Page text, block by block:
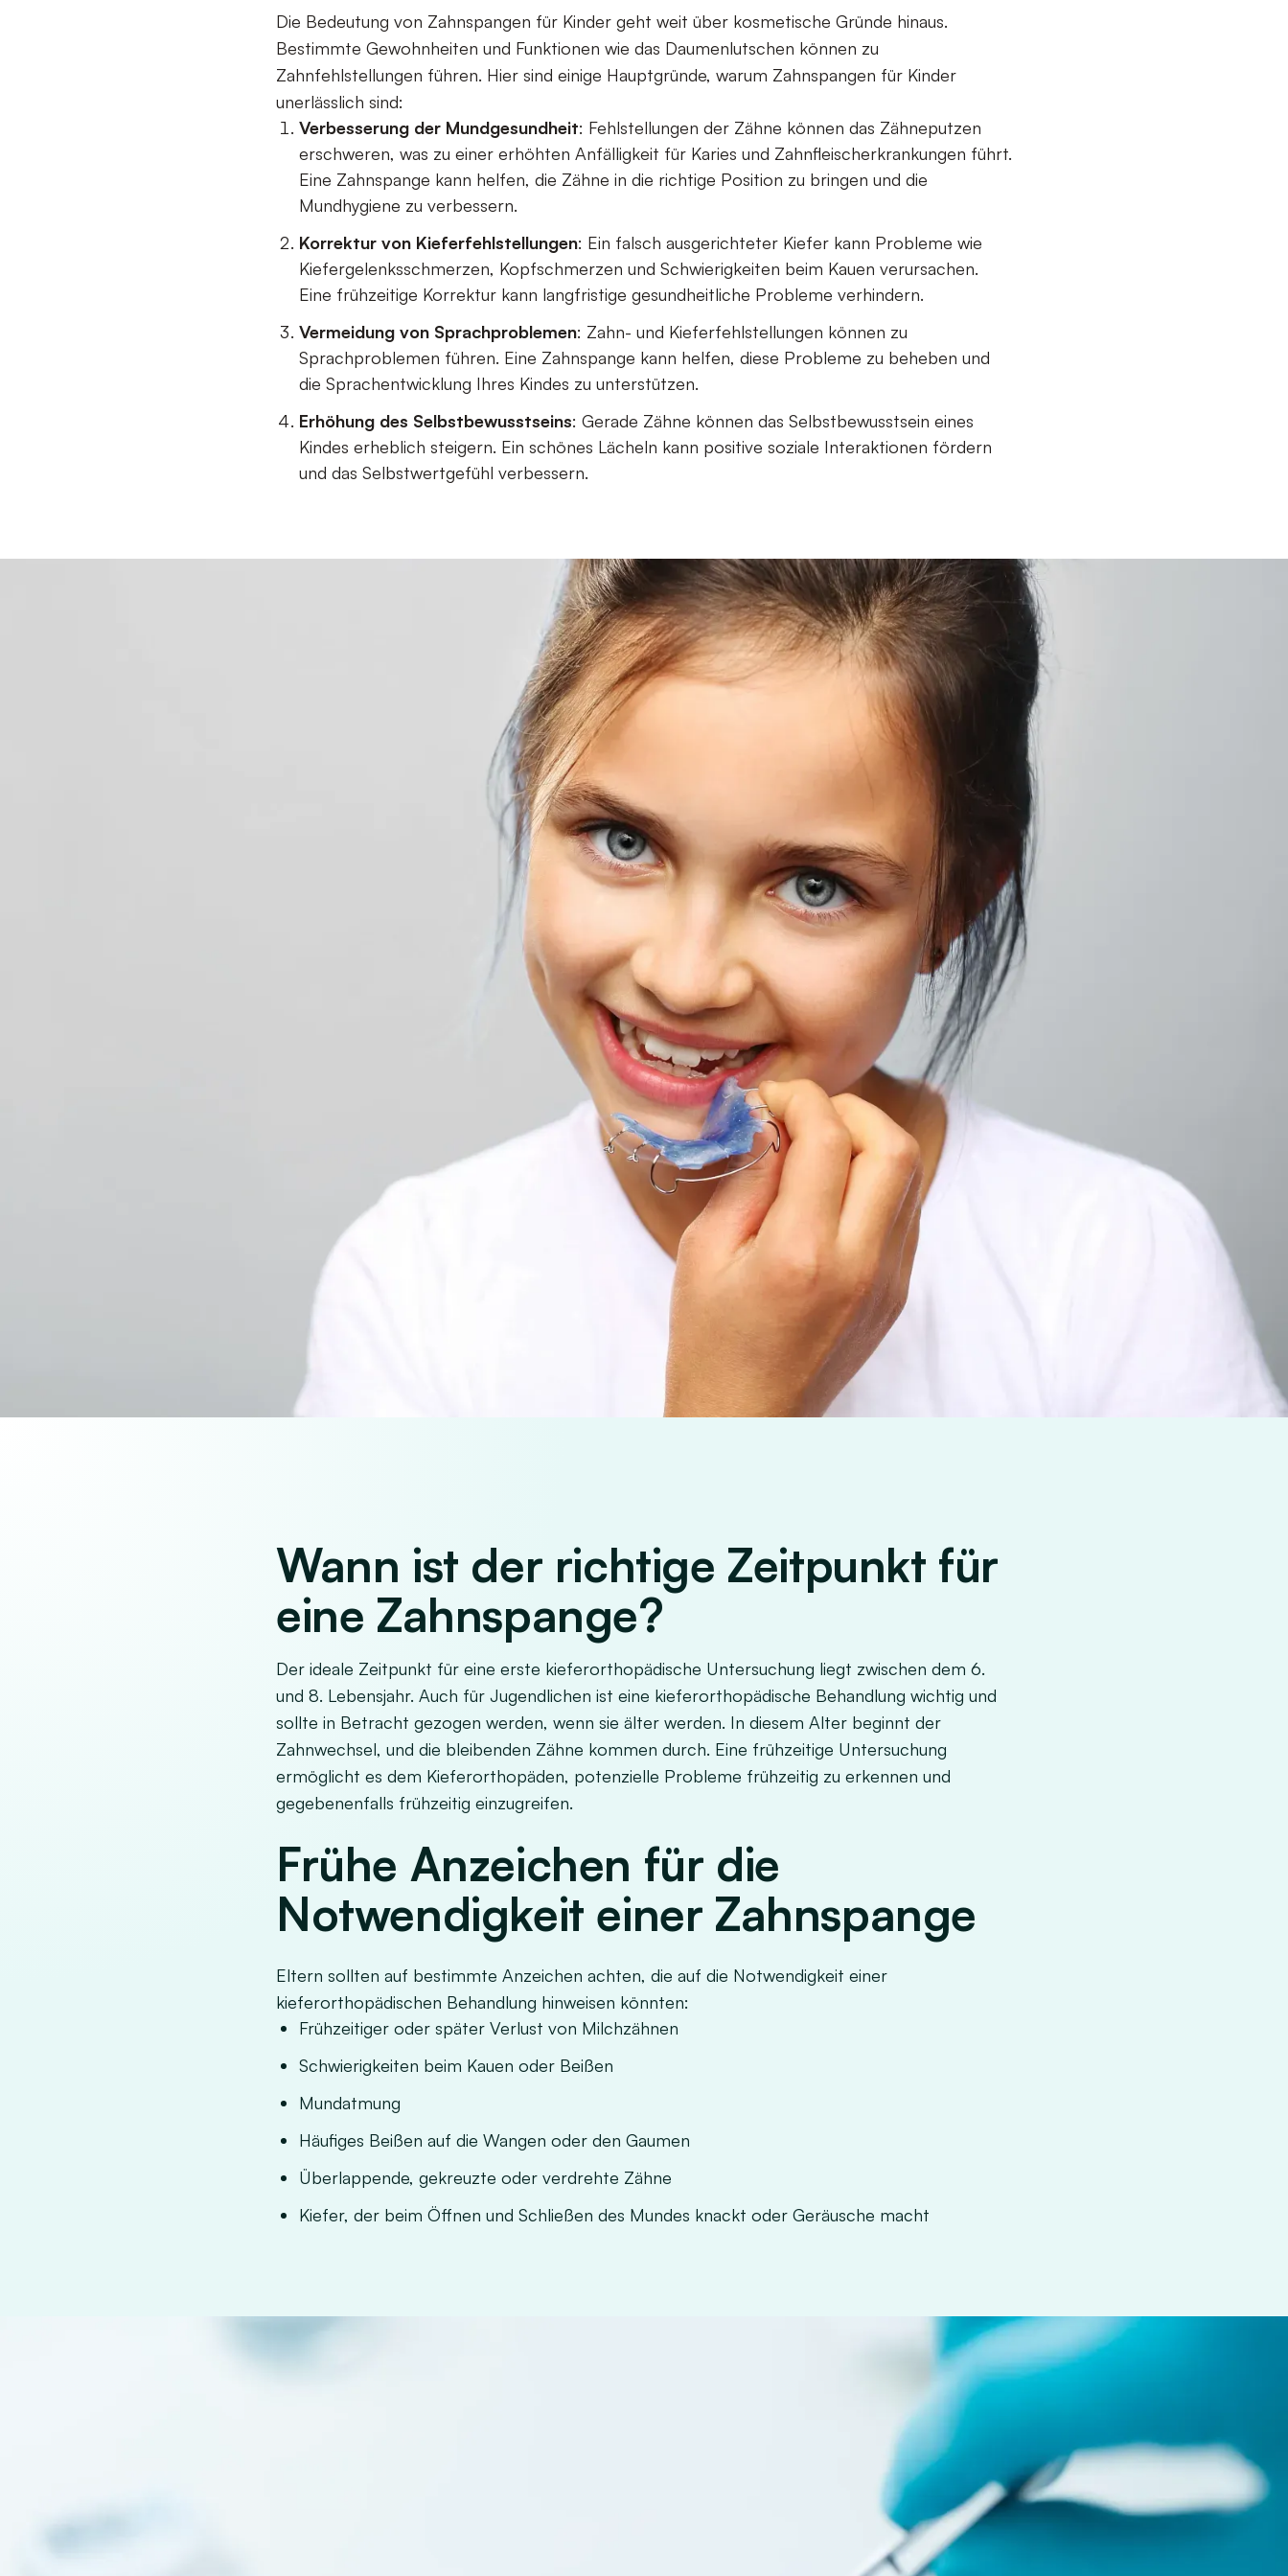
Die Bedeutung von Zahnspangen für Kinder geht weit über kosmetische Gründe hinaus.
Bestimmte Gewohnheiten und Funktionen wie das Daumenlutschen können zu
Zahnfehlstellungen führen. Hier sind einige Hauptgründe, warum Zahnspangen für Kinder
unerlässlich sind:
Verbesserung der Mundgesundheit: Fehlstellungen der Zähne können das Zähneputzen
erschweren, was zu einer erhöhten Anfälligkeit für Karies und Zahnfleischerkrankungen führt.
Eine Zahnspange kann helfen, die Zähne in die richtige Position zu bringen und die
Mundhygiene zu verbessern.
Korrektur von Kieferfehlstellungen: Ein falsch ausgerichteter Kiefer kann Probleme wie
Kiefergelenksschmerzen, Kopfschmerzen und Schwierigkeiten beim Kauen verursachen.
Eine frühzeitige Korrektur kann langfristige gesundheitliche Probleme verhindern.
Vermeidung von Sprachproblemen: Zahn- und Kieferfehlstellungen können zu
Sprachproblemen führen. Eine Zahnspange kann helfen, diese Probleme zu beheben und
die Sprachentwicklung Ihres Kindes zu unterstützen.
Erhöhung des Selbstbewusstseins: Gerade Zähne können das Selbstbewusstsein eines
Kindes erheblich steigern. Ein schönes Lächeln kann positive soziale Interaktionen fördern
und das Selbstwertgefühl verbessern.
Wann ist der richtige Zeitpunkt für
eine Zahnspange?
Der ideale Zeitpunkt für eine erste kieferorthopädische Untersuchung liegt zwischen dem 6.
und 8. Lebensjahr. Auch für Jugendlichen ist eine kieferorthopädische Behandlung wichtig und
sollte in Betracht gezogen werden, wenn sie älter werden. In diesem Alter beginnt der
Zahnwechsel, und die bleibenden Zähne kommen durch. Eine frühzeitige Untersuchung
ermöglicht es dem Kieferorthopäden, potenzielle Probleme frühzeitig zu erkennen und
gegebenenfalls frühzeitig einzugreifen.
Frühe Anzeichen für die
Notwendigkeit einer Zahnspange
Eltern sollten auf bestimmte Anzeichen achten, die auf die Notwendigkeit einer
kieferorthopädischen Behandlung hinweisen könnten:
Frühzeitiger oder später Verlust von Milchzähnen
Schwierigkeiten beim Kauen oder Beißen
Mundatmung
Häufiges Beißen auf die Wangen oder den Gaumen
Überlappende, gekreuzte oder verdrehte Zähne
Kiefer, der beim Öffnen und Schließen des Mundes knackt oder Geräusche macht